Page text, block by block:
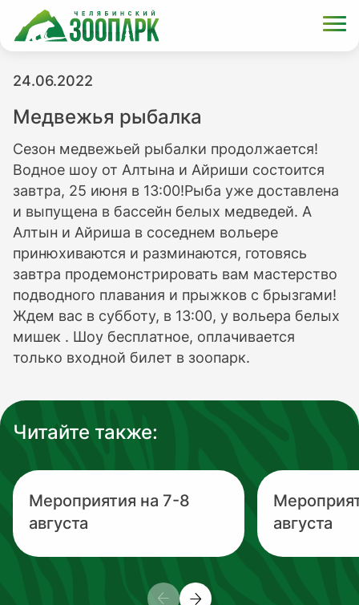
24.06.2022
Медвежья рыбалка
Сезон медвежьей рыбалки продолжается!
Водное шоу от Алтына и Айриши состоится
завтра, 25 июня в 13:00!Рыба уже доставлена
и выпущена в бассейн белых медведей. А
Алтын и Айриша в соседнем вольере
принюхиваются и разминаются, готовясь
завтра продемонстрировать вам мастерство
подводного плавания и прыжков с брызгами!
Ждем вас в субботу, в 13:00, у вольера белых
мишек . Шоу бесплатное, оплачивается
только входной билет в зоопарк.
Читайте также:
Мероприятия на 7-8
августа
августа